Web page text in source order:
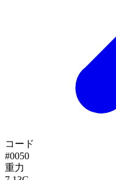
コード
#0050
重力